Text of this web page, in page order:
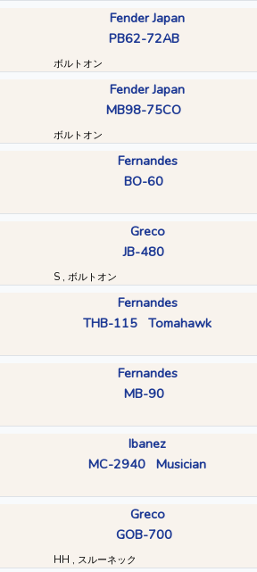
Fender Japan
PB62-72AB
ボルトオン
Fender Japan
MB98-75CO
ボルトオン
Fernandes
BO-60
Greco
JB-480
S , ボルトオン
Fernandes
THB-115 Tomahawk
Fernandes
MB-90
Ibanez
MC-2940 Musician
Greco
GOB-700
HH , スルーネック